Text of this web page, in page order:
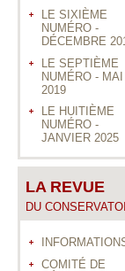
LE SIXIÈME
NUMÉRO -
DÉCEMBRE
LE SEPTIÈME
NUMÉRO - MAI
2019
LE HUITIÈME
NUMÉRO -
JANVIER 2025
LA REVUE
DU
COMITÉ DE